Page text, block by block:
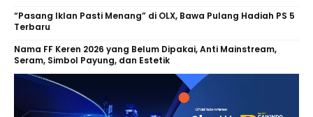
“Pasang Iklan Pasti Menang” di OLX, Bawa Pulang Hadiah PS 5
Terbaru
Nama FF Keren 2026 yang Belum Dipakai, Anti Mainstream,
Seram, Simbol Payung, dan Estetik